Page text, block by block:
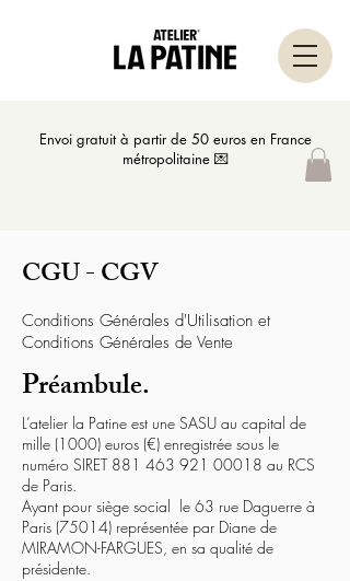
Envoi gratuit à partir de 50 euros en France
métropolitaine 💌
CGU - CGV
Conditions Générales d'Utilisation et
Conditions Générales de Vente
Préambule.
L’atelier la Patine est une SASU au capital de
mille (1000) euros (€) enregistrée sous le
numéro SIRET 881 463 921 00018 au RCS
de Paris.
Ayant pour siège social le 63 rue Daguerre à
Paris (75014) représentée par Diane de
MIRAMON-FARGUES, en sa qualité de
présidente.